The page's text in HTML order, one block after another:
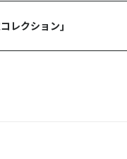
レクション｣